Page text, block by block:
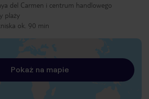
del Carmen i centrum handlowego
plaży
ok. 90 min
Pokaż na mapie